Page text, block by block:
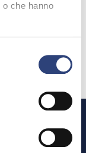
che hanno
verde 800